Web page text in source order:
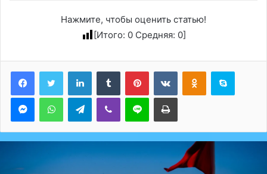
Нажмите, чтобы оценить статью!
[Итого: 0Средняя: 0]
LinkedInTumblr PinterestВконтактеОдноклассники
Skype
MessengerWhatsAppTelegramViber Line Печатать